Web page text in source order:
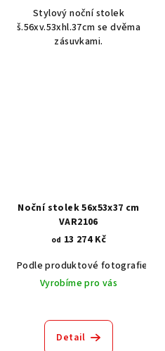
Stylový noční stolek
š.56xv.53xhl.37cm se dvěma
zásuvkami.
Noční stolek 56x53x37 cm
VAR2106
od 13 274 Kč
Podle produktové fotografie
Vyrobíme pro vás
Detail